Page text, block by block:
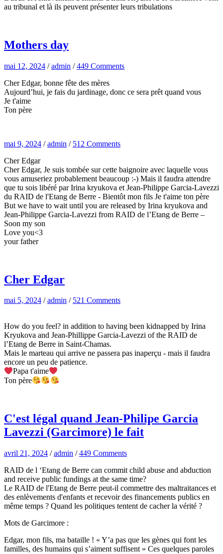
au tribunal et là ils peuvent présenter leurs tribulations
Mothers day
mai 12, 2024 /admin /449 Comments
Cher Edgar, bonne fête des mères
Aujourd’hui, je fais du jardinage, donc ce sera prêt quand vous
Je t'aime
Ton père
mai 9, 2024 /admin / 512 Comments
Cher Edgar
Cher Edgar, Je suis tombée sur cette baignoire avec laquelle vous
vous amuseriez probablement beaucoup :-) Mais il faudra attendre
que tu sois libéré par Irina kryukova et Jean-Philippe Garcia-Lavezzi
du RAID de l'Etang de Berre - Bientôt mon fils Je t'aime ton père
But we have to wait until you are released by Irina kryukova and
Jean-Philippe Garcia-Lavezzi from RAID de l’Etang de Berre –
Soon my son
Love you<3
your father
Cher Edgar
mai 5, 2024 /admin / 521 Comments
How do you feel? in addition to having been kidnapped by Irina
Kryukova and Jean-Phillippe Garcia-Lavezzi of the RAID de
l’Etang de Berre in Saint-Chamas.
Mais le marteau qui arrive ne passera pas inaperçu - mais il faudra
encore un peu de patience.
Papa t'aime
Ton père
C'est légal quand Jean-Philipe Garcia
Lavezzi (Garcimore) le fait
avril 21, 2024 /admin /449 Comments
RAID de l ‘Etang de Berre can commit child abuse and abduction
and receive public fundings at the same time?
Le RAID de l'Etang de Berre peut-il commettre des maltraitances et
des enlèvements d'enfants et recevoir des financements publics en
même temps ? Quand les politiques tentent de cacher la vérité ?
Mots de Garcimore :
Edgar, mon fils, ma bataille ! « Y’a pas que les gènes qui font les
familles, des humains qui s’aiment suffisent » Ces quelques paroles